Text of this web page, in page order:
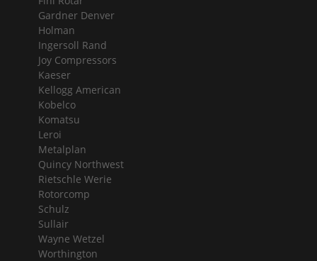
Gardner Denver
Holman
Ingersoll Rand
Joy Compressors
Kaeser
Kellogg American
Kobelco
Komatsu
Leroi
Metalplan
Quincy Northwest
Rietschle Werie
Rotorcomp
Schulz
Sullair
Wayne Wetzel
Worthington